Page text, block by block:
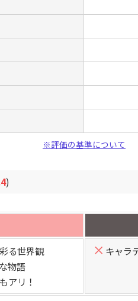
※評価の基準について
)
る世界観
物語
アリ！
キャラ